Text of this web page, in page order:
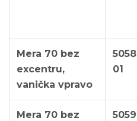
Mera 70 bez
excentru,
vanička vpravo
5058
01
Mera 70 bez
5059